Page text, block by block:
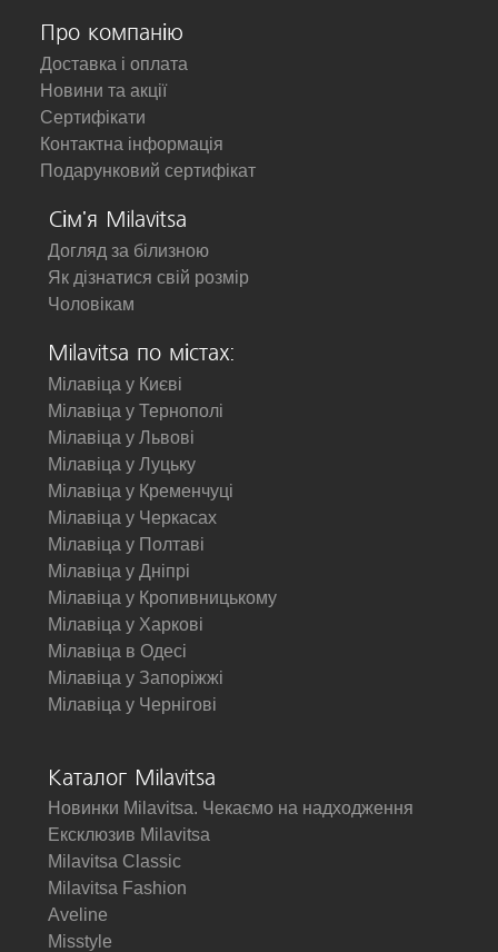
Про компанію
Доставка і оплата
Новини та акції
Сертифікати
Контактна інформація
Подарунковий сертифікат
Сім'я Milavitsa
Догляд за білизною
Як дізнатися свій розмір
Чоловікам
Milavitsa по містах:
Мілавіца у Києві
Мілавіца у Тернополі
Мілавіца у Львові
Мілавіца у Луцьку
Мілавіца у Кременчуці
Мілавіца у Черкасах
Мілавіца у Полтаві
Мілавіца у Дніпрі
Мілавіца у Кропивницькому
Мілавіца у Харкові
Мілавіца в Одесі
Мілавіца у Запоріжжі
Мілавіца у Чернігові
Каталог Milavitsa
Новинки Milavitsa. Чекаємо на надходження
Ексклюзив Milavitsa
Milavitsa Classic
Milavitsa Fashion
Aveline
Misstyle